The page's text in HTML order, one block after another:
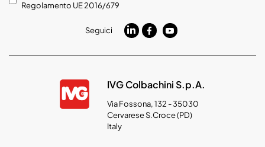
Regolamento UE 2016/679
Seguici
IVG Colbachini S.p.A.
Via Fossona, 132 - 35030
Cervarese S.Croce (PD)
Italy